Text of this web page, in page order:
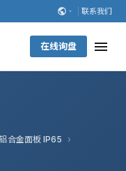
联系我们
在线询盘
合金面板 IP65